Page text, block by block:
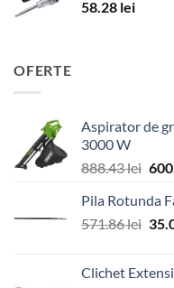
58.28 lei
OFERTE
Aspirator de
3000 W
888.43lei
a
Pila Rotunda
571.86lei
Clichet